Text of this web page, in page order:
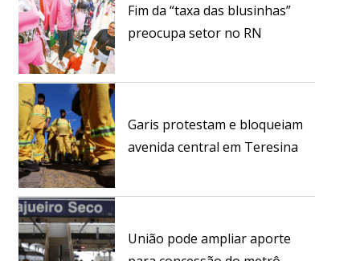
Fim da “taxa das blusinhas”
preocupa setor no RN
Garis protestam e bloqueiam
avenida central em Teresina
União pode ampliar aporte